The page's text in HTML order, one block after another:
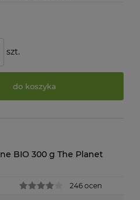
szt.
do koszyka
BIO 300 g The Planet
246 ocen